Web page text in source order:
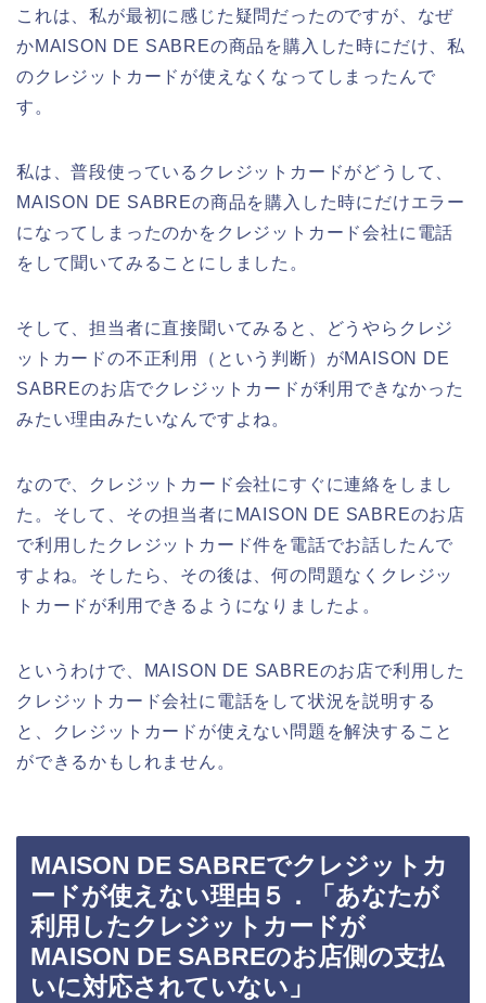
これは、私が最初に感じた疑問だったのですが、なぜ
かMAISON DE SABREの商品を購入した時にだけ、私
のクレジットカードが使えなくなってしまったんで
す。
私は、普段使っているクレジットカードがどうして、
MAISON DE SABREの商品を購入した時にだけエラー
になってしまったのかをクレジットカード会社に電話
をして聞いてみることにしました。
そして、担当者に直接聞いてみると、どうやらクレジ
ットカードの不正利用（という判断）がMAISON DE
SABREのお店でクレジットカードが利用できなかった
みたい理由みたいなんですよね。
なので、クレジットカード会社にすぐに連絡をしまし
た。そして、その担当者にMAISON DE SABREのお店
で利用したクレジットカード件を電話でお話したんで
すよね。そしたら、その後は、何の問題なくクレジッ
トカードが利用できるようになりましたよ。
というわけで、MAISON DE SABREのお店で利用した
クレジットカード会社に電話をして状況を説明する
と、クレジットカードが使えない問題を解決すること
ができるかもしれません。
MAISON DE SABREでクレジットカ
ードが使えない理由５．「あなたが
利用したクレジットカードが
MAISON DE SABREのお店側の支払
いに対応されていない」